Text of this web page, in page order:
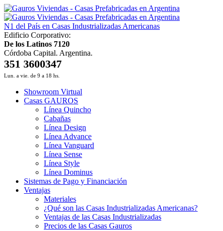
N1 del País en Casas Industrializadas Americanas
Edificio Corporativo:
De los Latinos 7120
Córdoba Capital. Argentina.
351 3600347
Lun. a vie. de 9 a 18 hs.
Showroom Virtual
Casas GAUROS
Línea Quincho
Cabañas
Línea Design
Línea Advance
Línea Vanguard
Línea Sense
Línea Style
Línea Dominus
Sistemas de Pago y Financiación
Ventajas
Materiales
¿Qué son las Casas Industrializadas Americanas?
Ventajas de las Casas Industrializadas
Precios de las Casas Gauros